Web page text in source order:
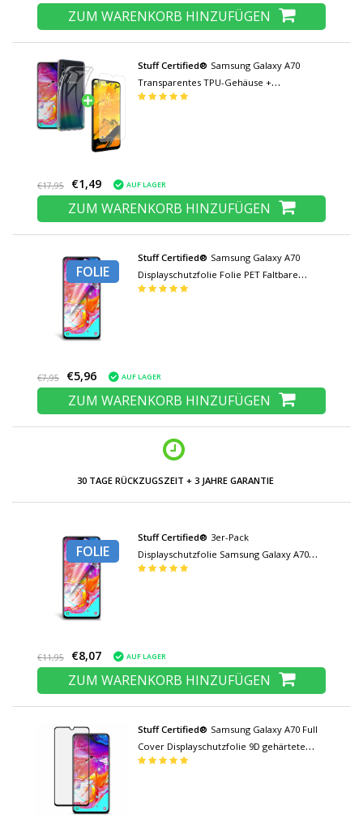
ZUM WARENKORB HINZUFÜGEN
Stuff Certified® Samsung Galaxy A70
Transparentes TPU-Gehäuse +
Displayschutzfolie aus gehärtetem Glas
€17,95 €1,49 AUF LAGER
ZUM WARENKORB HINZUFÜGEN
FOLIE
Stuff Certified® Samsung Galaxy A70
Displayschutzfolie Folie PET Faltbare
Schutzfolie
€7,95 €5,96 AUF LAGER
ZUM WARENKORB HINZUFÜGEN
30 TAGE RÜCKZUGSZEIT + 3 JAHRE GARANTIE
FOLIE
Stuff Certified® 3er-Pack
Displayschutzfolie Samsung Galaxy A70
Folie Folie PET Faltbare Schutzfolie
€11,95 €8,07 AUF LAGER
ZUM WARENKORB HINZUFÜGEN
Stuff Certified® Samsung Galaxy A70 Full
Cover Displayschutzfolie 9D gehärtete
Glasfolie gehärtete Glasbrille